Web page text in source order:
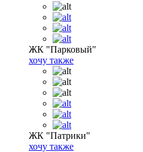
ЖК "Парковый"
хочу также
ЖК "Патрики"
хочу также